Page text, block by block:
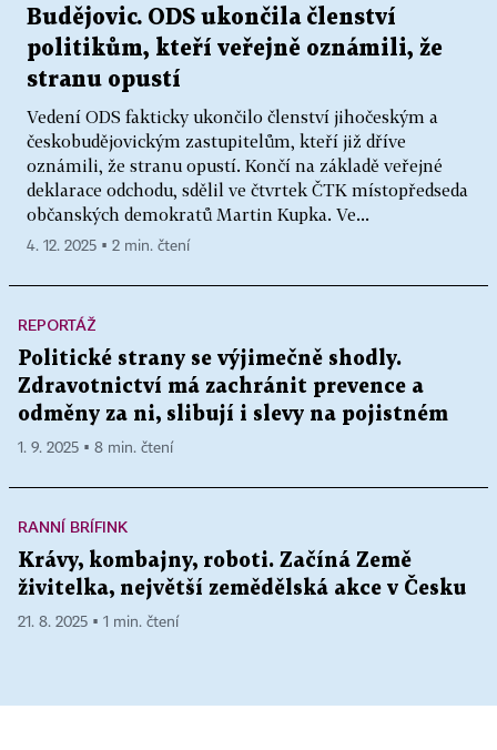
Budějovic. ODS ukončila členství
politikům, kteří veřejně oznámili, že
stranu opustí
Vedení ODS fakticky ukončilo členství jihočeským a
českobudějovickým zastupitelům, kteří již dříve
oznámili, že stranu opustí. Končí na základě veřejné
deklarace odchodu, sdělil ve čtvrtek ČTK místopředseda
občanských demokratů Martin Kupka. Ve...
4. 12. 2025 ▪ 2 min. čtení
REPORTÁŽ
Politické strany se výjimečně shodly.
Zdravotnictví má zachránit prevence a
odměny za ni, slibují i slevy na pojistném
1. 9. 2025 ▪ 8 min. čtení
RANNÍ BRÍFINK
Krávy, kombajny, roboti. Začíná Země
živitelka, největší zemědělská akce v Česku
21. 8. 2025 ▪ 1 min. čtení